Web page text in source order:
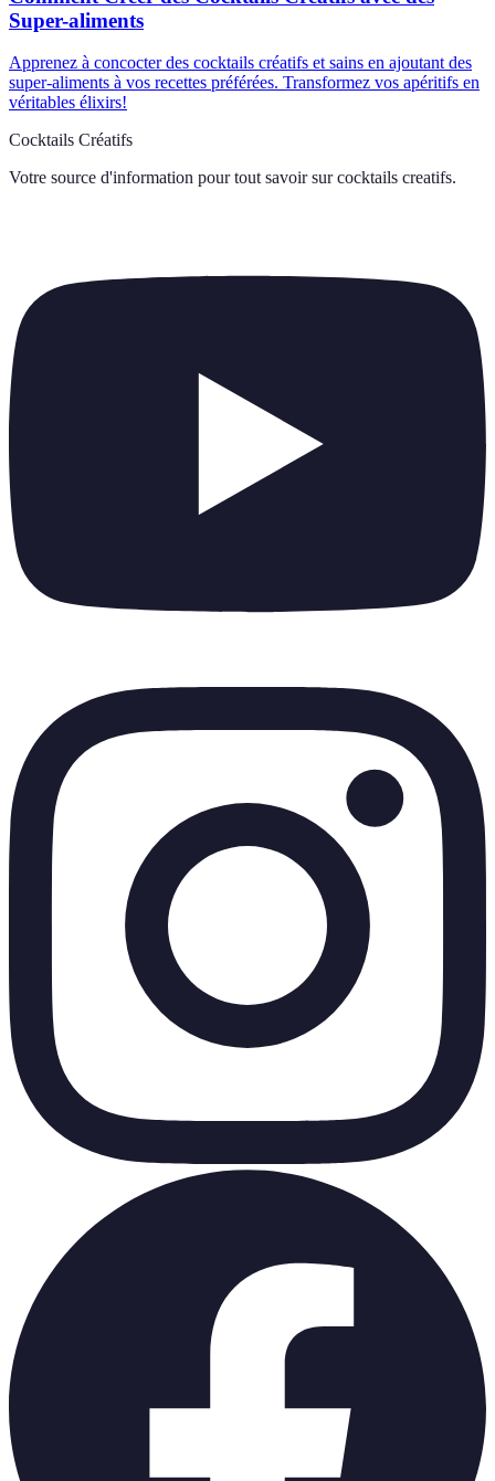
Super-aliments
Apprenez à concocter des cocktails créatifs et sains en ajoutant des
super-aliments à vos recettes préférées. Transformez vos apéritifs en
véritables élixirs!
Cocktails Créatifs
Votre source d'information pour tout savoir sur cocktails creatifs.